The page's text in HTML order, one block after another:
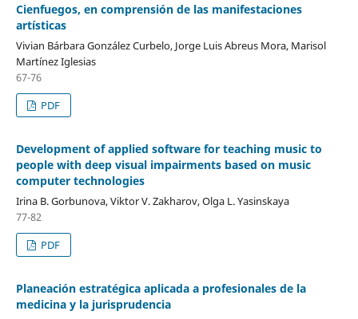
Cienfuegos, en comprensión de las manifestaciones
artísticas
Vivian Bárbara González Curbelo, Jorge Luis Abreus Mora, Marisol
Martínez Iglesias
67-76
PDF
Development of applied software for teaching music to
people with deep visual impairments based on music
computer technologies
Irina B. Gorbunova, Viktor V. Zakharov, Olga L. Yasinskaya
77-82
PDF
Planeación estratégica aplicada a profesionales de la
medicina y la jurisprudencia